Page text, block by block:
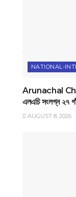
NATIONAL-
Arunachal
এলএচি সংলগ্ন ২৭
AUGUST 8, 2026